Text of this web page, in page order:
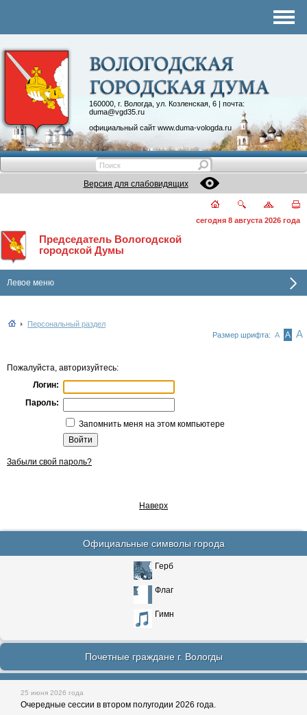
160000, г. Вологда, ул. Козленская, 6 | почта:
duma@vgd35.ru
официальный сайт www.duma-vologda.ru
Контакты
Депутатские объединения
Версия для слабовидящих
сегодня 8 августа 2026 года
Председатель Вологодской
городской Думы
Левое меню
Персональный раздел
Размер шрифта: А А А
Пожалуйста, авторизуйтесь:
Логин:
Пароль:
Запомнить меня на этом компьютере
Забыли свой пароль?
Наверх
Официальные символы города
Герб
Флаг
Гимн
Почетные граждане г. Вологды
25 июня 2026 года
Очередные сессии в втором полугодии 2026 года.